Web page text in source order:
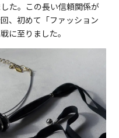
た。この長い信頼関係が
、初めて「ファッション
に至りました。